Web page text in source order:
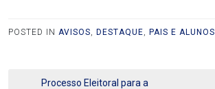
POSTED IN AVISOS, DESTAQUE, PAIS E ALUNOS
Processo Eleitoral para a